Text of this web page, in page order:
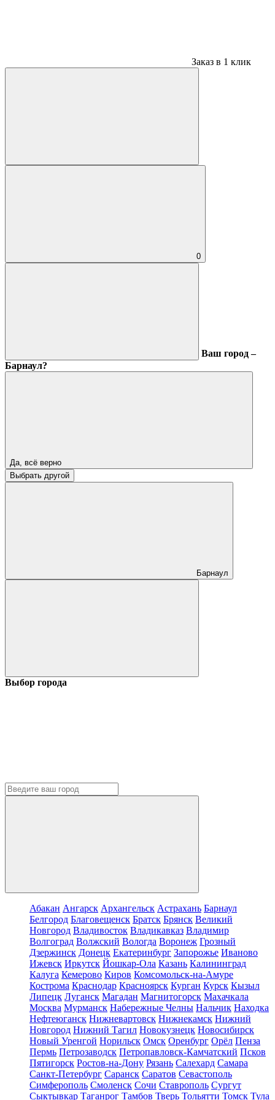
Заказ в 1 клик
0
Ваш город –
Барнаул?
Да, всё верно
Выбрать другой
Барнаул
Выбор города
Абакан Ангарск Архангельск Астрахань Барнаул
Белгород Благовещенск Братск Брянск Великий
Новгород Владивосток Владикавказ Владимир
Волгоград Волжский Вологда Воронеж Грозный
Дзержинск Донецк Екатеринбург Запорожье Иваново
Ижевск Иркутск Йошкар-Ола Казань Калининград
Калуга Кемерово Киров Комсомольск-на-Амуре
Кострома Краснодар Красноярск Курган Курск Кызыл
Липецк Луганск Магадан Магнитогорск Махачкала
Москва Мурманск Набережные Челны Нальчик Находка
Нефтеюганск Нижневартовск Нижнекамск Нижний
Новгород Нижний Тагил Новокузнецк Новосибирск
Новый Уренгой Норильск Омск Оренбург Орёл Пенза
Пермь Петрозаводск Петропавловск-Камчатский Псков
Пятигорск Ростов-на-Дону Рязань Салехард Самара
Санкт-Петербург Саранск Саратов Севастополь
Симферополь Смоленск Сочи Ставрополь Сургут
Сыктывкар Таганрог Тамбов Тверь Тольятти Томск Тула